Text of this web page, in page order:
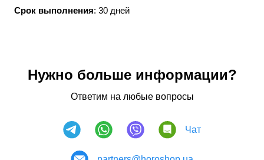
Срок выполнения: 30 дней
Нужно больше информации?
Ответим на любые вопросы
Чат